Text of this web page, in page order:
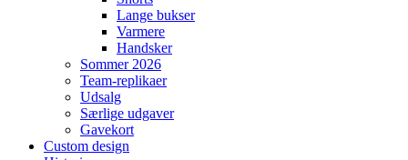
Udsalg
Særlige udgaver
Gavekort
Custom design
Historier
Information
Cookies Politik
Om os